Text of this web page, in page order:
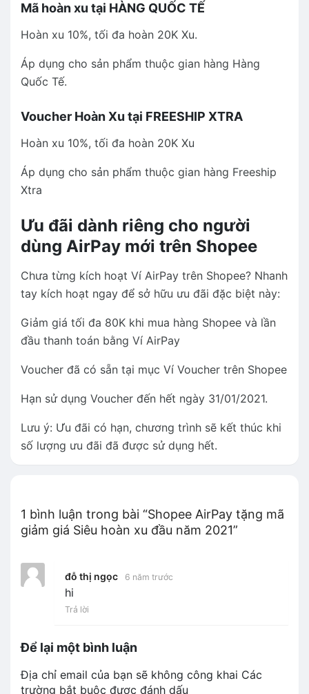
Mã hoàn xu tại HÀNG QUỐC TẾ
Hoàn xu 10%, tối đa hoàn 20K Xu.
Áp dụng cho sản phẩm thuộc gian hàng Hàng
Quốc Tế.
Voucher Hoàn Xu tại FREESHIP XTRA
Hoàn xu 10%, tối đa hoàn 20K Xu
Áp dụng cho sản phẩm thuộc gian hàng Freeship
Xtra
Ưu đãi dành riêng cho người
dùng AirPay mới trên Shopee
Chưa từng kích hoạt Ví AirPay trên Shopee? Nhanh
tay kích hoạt ngay để sở hữu ưu đãi đặc biệt này:
Giảm giá tối đa 80K khi mua hàng Shopee và lần
đầu thanh toán bằng Ví AirPay
Voucher đã có sẵn tại mục Ví Voucher trên Shopee
Hạn sử dụng Voucher đến hết ngày 31/01/2021.
Lưu ý: Ưu đãi có hạn, chương trình sẽ kết thúc khi
số lượng ưu đãi đã được sử dụng hết.
1 bình luận trong bài “Shopee AirPay tặng mã
giảm giá Siêu hoàn xu đầu năm 2021”
đỗ thị ngọc 6 năm trước
hi
Trả lời
Để lại một bình luận
Địa chỉ email của bạn sẽ không công khai Các
trường bắt buộc được đánh dấu